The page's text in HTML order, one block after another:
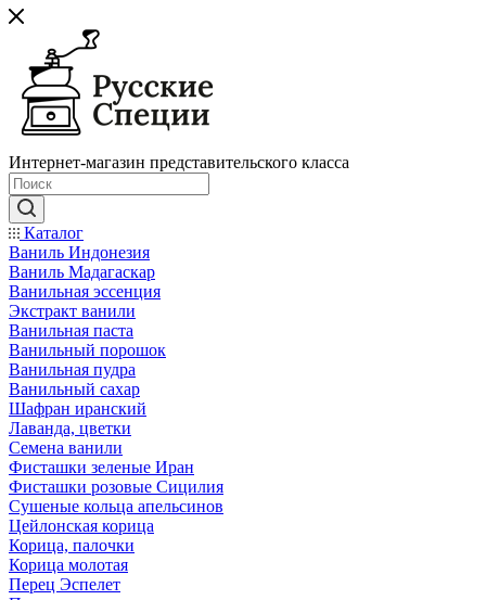
Интернет-магазин представительского класса
Каталог
Ваниль Индонезия
Ваниль Мадагаскар
Ванильная эссенция
Экстракт ванили
Ванильная паста
Ванильный порошок
Ванильная пудра
Ванильный сахар
Шафран иранский
Лаванда, цветки
Семена ванили
Фисташки зеленые Иран
Фисташки розовые Сицилия
Сушеные кольца апельсинов
Цейлонская корица
Корица, палочки
Корица молотая
Перец Эспелет